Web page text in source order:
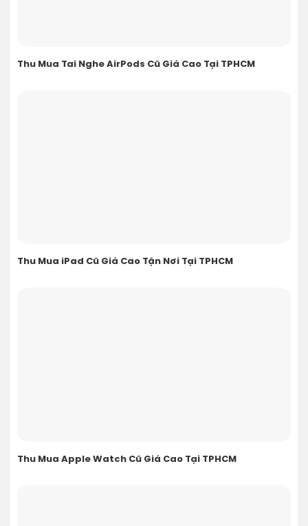
Thu Mua Tai Nghe AirPods Cũ Giá Cao Tại TPHCM
Thu Mua iPad Cũ Giá Cao Tận Nơi Tại TPHCM
Thu Mua Apple Watch Cũ Giá Cao Tại TPHCM